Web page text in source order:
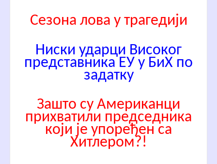
Сезона лова у трагедији
Ниски ударци Високог
представника ЕУ у БиХ по
задатку
Зашто су Американци
прихватили председника
који је упоређен са
Хитлером?!